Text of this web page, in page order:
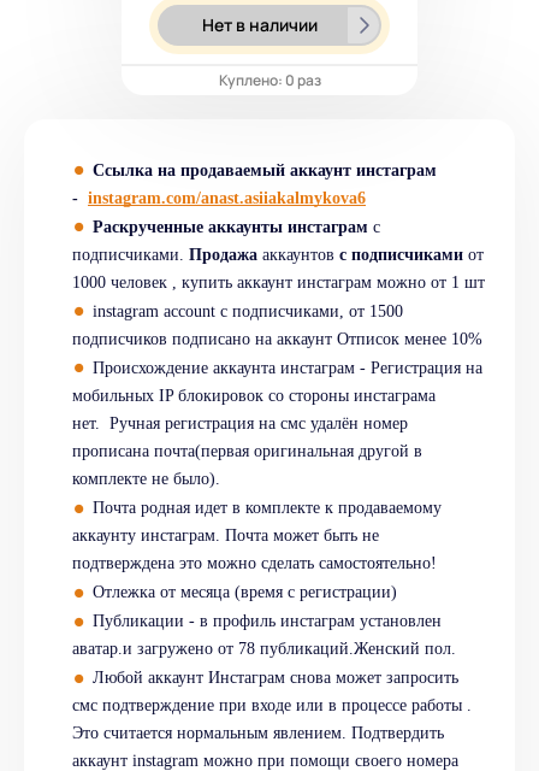
Нет в наличии
Куплено: 0 раз
Ссылка на продаваемый аккаунт инстаграм
- instagram.com/anast.asiiakalmykova6
Раскрученные аккаунты инстаграм с
подписчиками. Продажа аккаунтов с подписчиками от
1000 человек , купить аккаунт инстаграм можно от 1 шт
instagram account c подписчиками, от 1500
подписчиков подписано на аккаунт Отписок менее 10%
Происхождение аккаунта инстаграм - Регистрация на
мобильных IP блокировок со стороны инстаграма
нет. Ручная регистрация на смс удалён номер
прописана почта(первая оригинальная другой в
комплекте не было).
Почта родная идет в комплекте к продаваемому
аккаунту инстаграм. Почта может быть не
подтверждена это можно сделать самостоятельно!
Отлежка от месяца (время с регистрации)
Публикации - в профиль инстаграм установлен
аватар.и загружено от 78 публикаций.Женский пол.
Любой аккаунт Инстаграм снова может запросить
смс подтверждение при входе или в процессе работы .
Это считается нормальным явлением. Подтвердить
аккаунт instagram можно при помощи своего номера